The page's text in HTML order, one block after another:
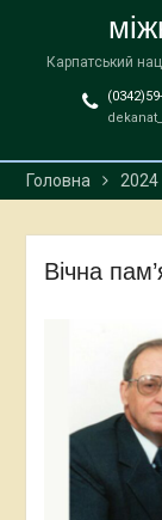
Карпатський
Головна 2024
Вічна